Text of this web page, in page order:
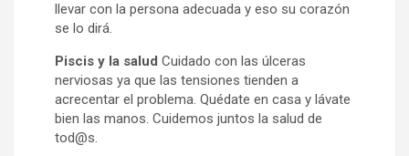
llevar con la persona adecuada y eso su corazón
se lo dirá.
Piscis y la salud Cuidado con las úlceras
nerviosas ya que las tensiones tienden a
acrecentar el problema. Quédate en casa y lávate
bien las manos. Cuidemos juntos la salud de
tod@s.